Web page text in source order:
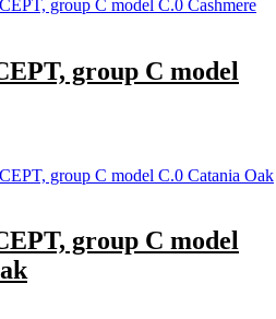
group C model
group C model